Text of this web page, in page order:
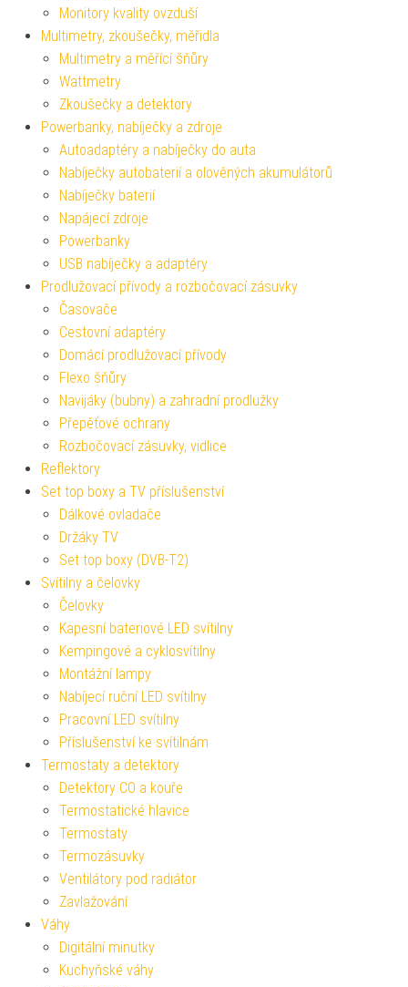
Monitory kvality ovzduší
Multimetry, zkoušečky, měřidla
Multimetry a měřící šňůry
Wattmetry
Zkoušečky a detektory
Powerbanky, nabíječky a zdroje
Autoadaptéry a nabíječky do auta
Nabíječky autobaterií a olověných akumulátorů
Nabíječky baterií
Napájecí zdroje
Powerbanky
USB nabíječky a adaptéry
Prodlužovací přívody a rozbočovací zásuvky
Časovače
Cestovní adaptéry
Domácí prodlužovací přívody
Flexo šňůry
Navijáky (bubny) a zahradní prodlužky
Přepěťové ochrany
Rozbočovací zásuvky, vidlice
Reflektory
Set top boxy a TV příslušenství
Dálkové ovladače
Držáky TV
Set top boxy (DVB-T2)
Svítilny a čelovky
Čelovky
Kapesní bateriové LED svítilny
Kempingové a cyklosvítilny
Montážní lampy
Nabíjecí ruční LED svítilny
Pracovní LED svítilny
Příslušenství ke svítilnám
Termostaty a detektory
Detektory CO a kouře
Termostatické hlavice
Termostaty
Termozásuvky
Ventilátory pod radiátor
Zavlažování
Váhy
Digitální minutky
Kuchyňské váhy